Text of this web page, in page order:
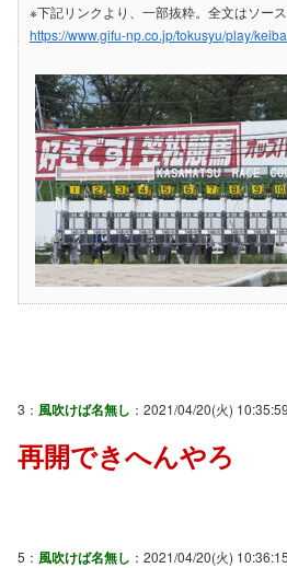
※下記リンクより、一部抜粋。全文はソー
https://www.gifu-np.co.jp/tokusyu/play/
3： 風吹けば名無し ：2021/04/20(火)
再開できへんやろ
5： 風吹けば名無し ：2021/04/20(火)